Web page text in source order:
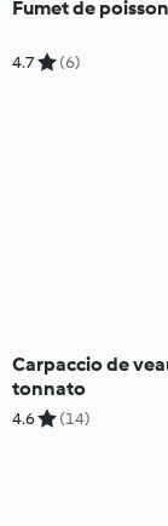
Fumet de poisson
4.7 (6)
Carpaccio de
tonnato
4.6 (14)